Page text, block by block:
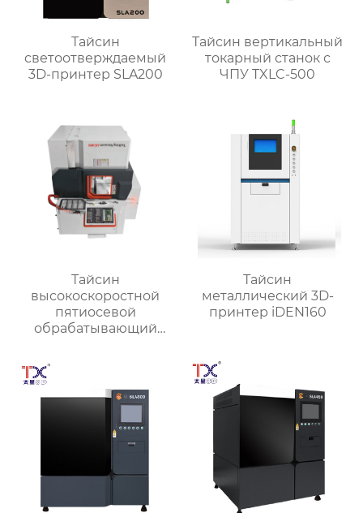
Тайсин
светоотверждаемый
3D-принтер SLA200
Тайсин вертикальный
токарный станок с
ЧПУ TXLC-500
Тайсин
высокоскоростной
пятиосевой
обрабатывающий
Тайсин
металлический 3D-
принтер iDEN160